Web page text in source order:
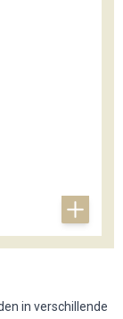
in verschillende